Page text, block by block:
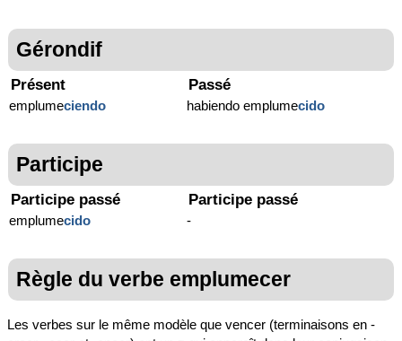
Gérondif
Présent
emplumeciendo
Passé
habiendo emplumecido
Participe
Participe passé
emplumecido
Participe passé
-
Règle du verbe emplumecer
Les verbes sur le même modèle que vencer (terminaisons en -